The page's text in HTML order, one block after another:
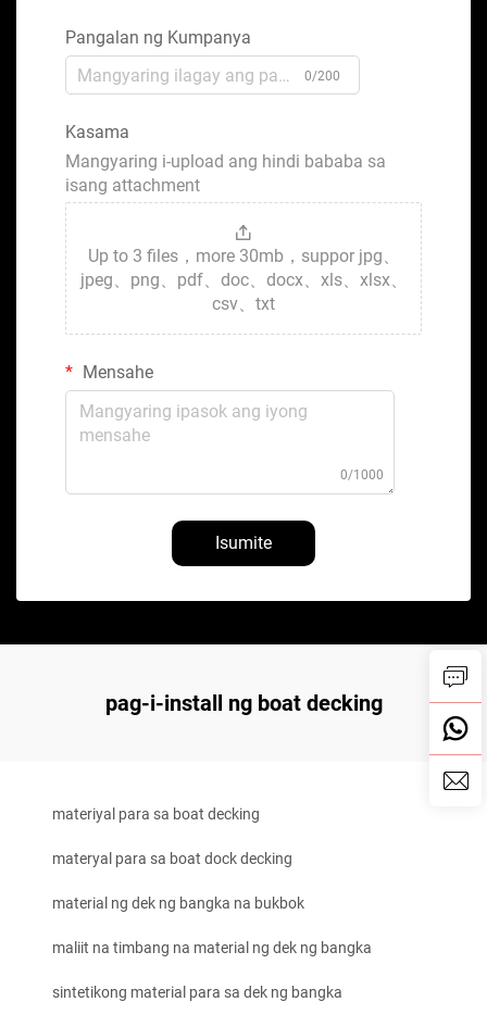
Pangalan ng Kumpanya
0/200
Kasama
Mangyaring i-upload ang hindi bababa sa
isang attachment
Up to 3 files，more 30mb，suppor jpg、
jpeg、png、pdf、doc、docx、xls、xlsx、
csv、txt
Mensahe
0/1000
Isumite
pag-i-install ng boat decking
materiyal para sa boat decking
materyal para sa boat dock decking
material ng dek ng bangka na bukbok
maliit na timbang na material ng dek ng bangka
sintetikong material para sa dek ng bangka